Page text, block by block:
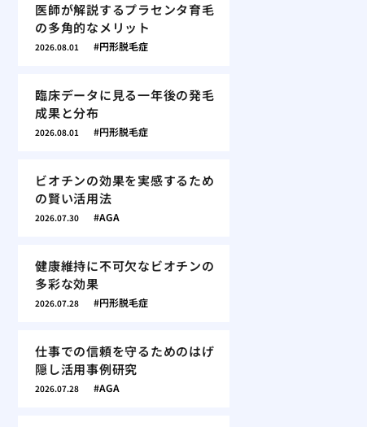
医師が解説するプラセンタ育毛
の多角的なメリット
2026.08.01 円形脱毛症
臨床データに見る一年後の発毛
成果と分布
2026.08.01 円形脱毛症
ビオチンの効果を実感するため
の賢い活用法
2026.07.30 AGA
健康維持に不可欠なビオチンの
多彩な効果
2026.07.28 円形脱毛症
仕事での信頼を守るためのはげ
隠し活用事例研究
2026.07.28 AGA